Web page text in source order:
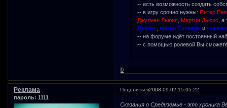
-- есть возможность создать
-- в игру срочно нужны: Питер
Джулиан Льюис
Мартин Льюис ,
Джадис армии Силеерыи
-- на форуме идёт постоянный
-- с помощью ролевой Вы
0
Поделиться2008-09-02 15:05:22
Реклама
пароль: 1111
Сказания о Средиземье - это хроника